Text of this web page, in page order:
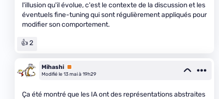
l'illusion qu'il évolue, c'est le contexte de la discussion et les
éventuels fine-tuning qui sont régulièrement appliqués pour
modifier son comportement.
👍 2
Mihashi Premium
Modifié le 13 mai à 19h29
Ça été montré que les IA ont des représentations abstraites